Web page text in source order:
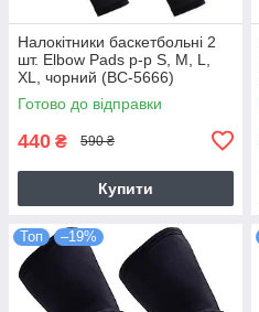
Налокітники баскетбольні 2
шт. Elbow Pads р-р S, M, L,
XL, чорний (BC-5666)
Готово до відправки
440 ₴ 590 ₴
Купити
Топ –19%